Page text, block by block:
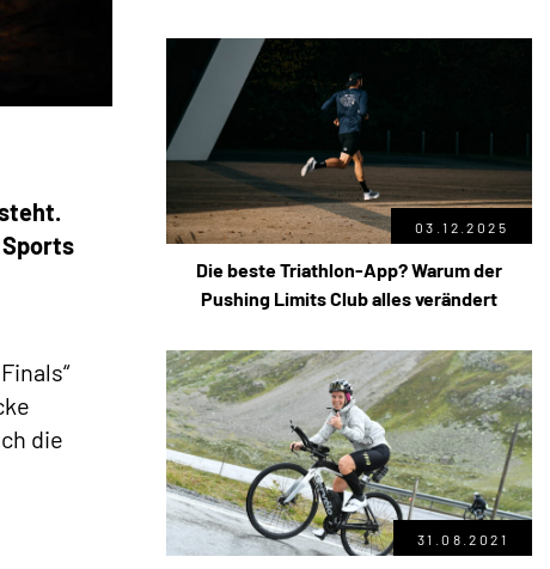
die
03.12.2025
Die beste Triathlon-App? Warum der
Pushing Limits Club alles verändert
31.08.2021